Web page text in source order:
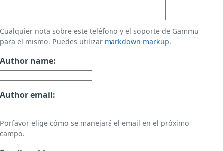
Cualquier nota sobre este teléfono y el soporte de Gammu
para el mismo. Puedes utilizar markdown markup.
Author name:
Author email:
Porfavor elige cómo se manejará el email en el próximo
campo.